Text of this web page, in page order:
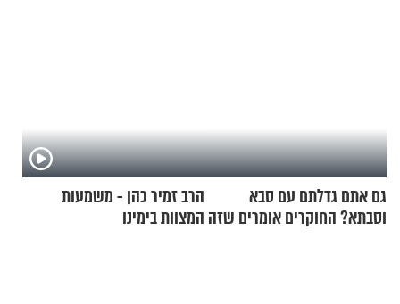
גם אתם גדלתם עם סבא
וסבתא? החוקרים אומרים שזה
הרב זמיר כהן - משמעות
המצוות בימינו